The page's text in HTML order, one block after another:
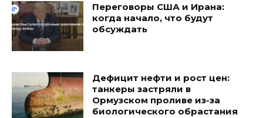
Переговоры США и Ирана:
когда начало, что будут
обсуждать
Дефицит нефти и рост цен:
танкеры застряли в
Ормузском проливе из-за
биологического обрастания